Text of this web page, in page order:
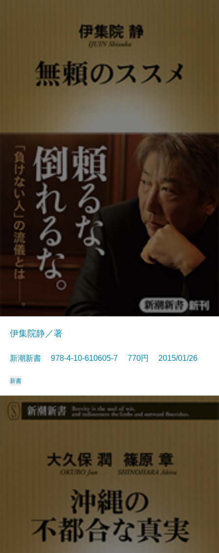
伊集院静／著
新潮新書 978-4-10-610605-7 770円 2015/01/26
新書